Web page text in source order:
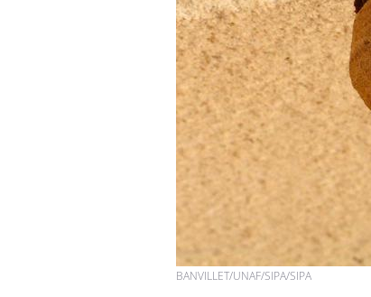
BANVILLET/UNAF/SIPA/SIPA
Hantavirus : un cas
détecté chez un touriste
en France
Mortalité infantile : un
rapport s’interroge sur
son taux élevé en France
Grossesse à risque : ce jus
naturel attire l'attention
des chercheurs